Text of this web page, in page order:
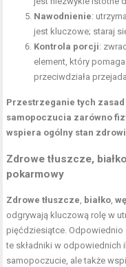
Nawodnienie:
jest kluczowe; staraj
Kontrola porcji:
element, który
przeciwdziała
Przestrzeganie tych
samopoczucia zarówno
wspiera ogólny stan
Zdrowe tłuszcze,
pokarmowy
Zdrowe tłuszcze, białko,
odgrywają kluczową rolę w
pięćdziesiątce.
te składniki w odpowiednich
samopoczucie, ale także